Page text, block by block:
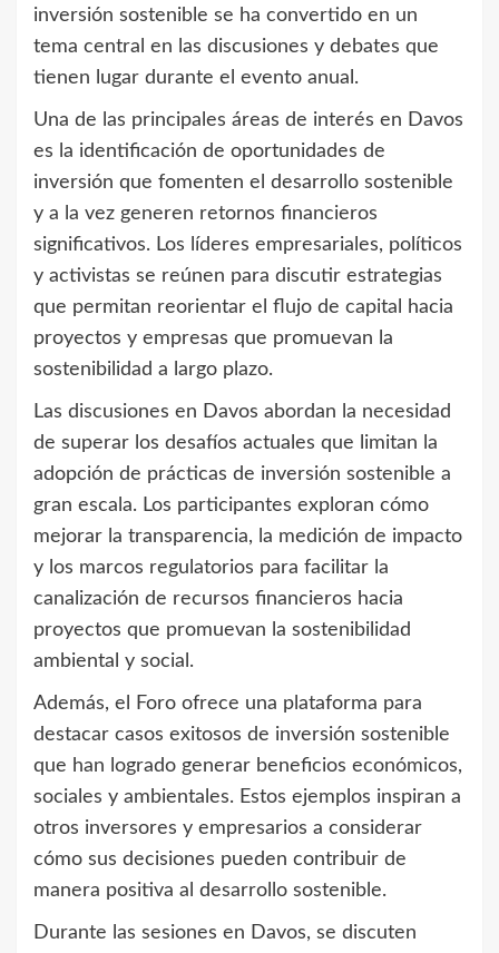
inversión sostenible se ha convertido en un
tema central en las discusiones y debates que
tienen lugar durante el evento anual.
Una de las principales áreas de interés en Davos
es la identificación de oportunidades de
inversión que fomenten el desarrollo sostenible
y a la vez generen retornos financieros
significativos. Los líderes empresariales, políticos
y activistas se reúnen para discutir estrategias
que permitan reorientar el flujo de capital hacia
proyectos y empresas que promuevan la
sostenibilidad a largo plazo.
Las discusiones en Davos abordan la necesidad
de superar los desafíos actuales que limitan la
adopción de prácticas de inversión sostenible a
gran escala. Los participantes exploran cómo
mejorar la transparencia, la medición de impacto
y los marcos regulatorios para facilitar la
canalización de recursos financieros hacia
proyectos que promuevan la sostenibilidad
ambiental y social.
Además, el Foro ofrece una plataforma para
destacar casos exitosos de inversión sostenible
que han logrado generar beneficios económicos,
sociales y ambientales. Estos ejemplos inspiran a
otros inversores y empresarios a considerar
cómo sus decisiones pueden contribuir de
manera positiva al desarrollo sostenible.
Durante las sesiones en Davos, se discuten